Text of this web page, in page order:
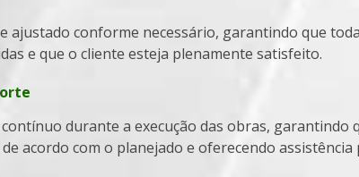
e que o cliente esteja plenamente satisfeito.
acordo com o planejado e oferecendo assistência